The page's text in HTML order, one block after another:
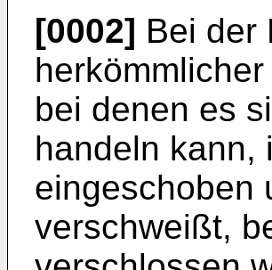
[0002] Bei der
bei denen es
handeln kann,
eingeschoben
verschweißt,